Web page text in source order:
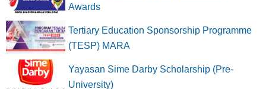
Awards
Tertiary Education Sponsorship Programme
(TESP) MARA
Yayasan Sime Darby Scholarship (Pre-
University)